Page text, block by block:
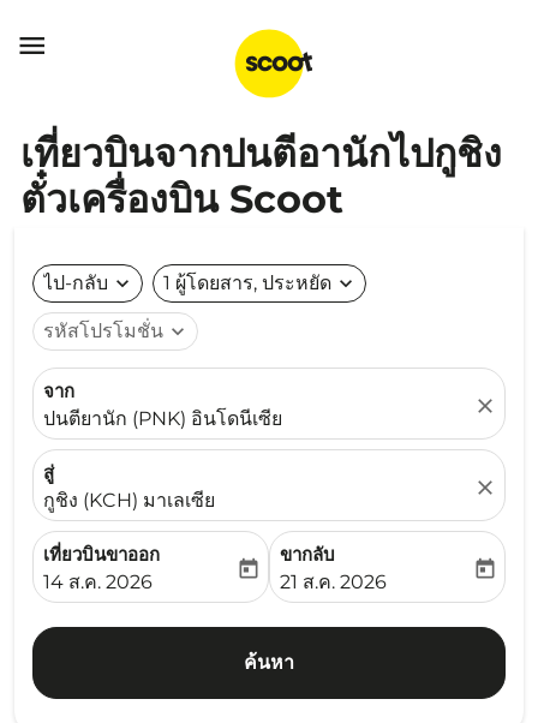

เที่ยวบินจากปนตีอานักไปกูชิง
ตั๋วเครื่องบิน Scoot
ไป-กลับ expand_more 1 ผู้โดยสาร, ประหยัด expand_more
รหัสโปรโมชั่น expand_more
จาก
ปนตียานัก (PNK) อินโดนีเซีย
close
สู่
กูชิง (KCH) มาเลเซีย
close
เที่ยวบินขาออก
fc-booking-departure-date-aria-label
14 ส.ค. 2026
today
ขากลับ
fc-booking-return-date-
21 ส.ค. 2026
today
ค้นหา